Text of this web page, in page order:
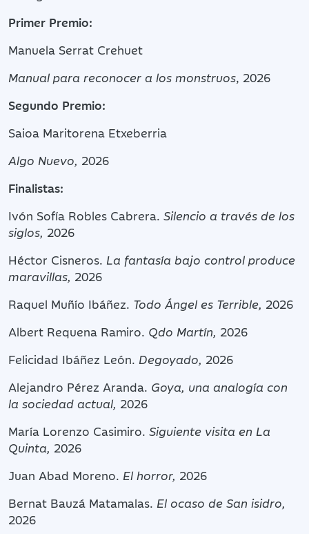
Primer Premio:
Manuela Serrat Crehuet
Manual para reconocer a los monstruos, 2026
Segundo Premio:
Saioa Maritorena Etxeberria
Algo Nuevo, 2026
Finalistas:
Ivón Sofía Robles Cabrera. Silencio a través de los
siglos, 2026
Héctor Cisneros. La fantasía bajo control produce
maravillas, 2026
Raquel Muñío Ibáñez. Todo Ángel es Terrible, 2026
Albert Requena Ramiro. Qdo Martín, 2026
Felicidad Ibáñez León. Degoyado, 2026
Alejandro Pérez Aranda. Goya, una analogía con
la sociedad actual, 2026
María Lorenzo Casimiro. Siguiente visita en La
Quinta, 2026
Juan Abad Moreno. El horror, 2026
Bernat Bauzá Matamalas. El ocaso de San isidro,
2026